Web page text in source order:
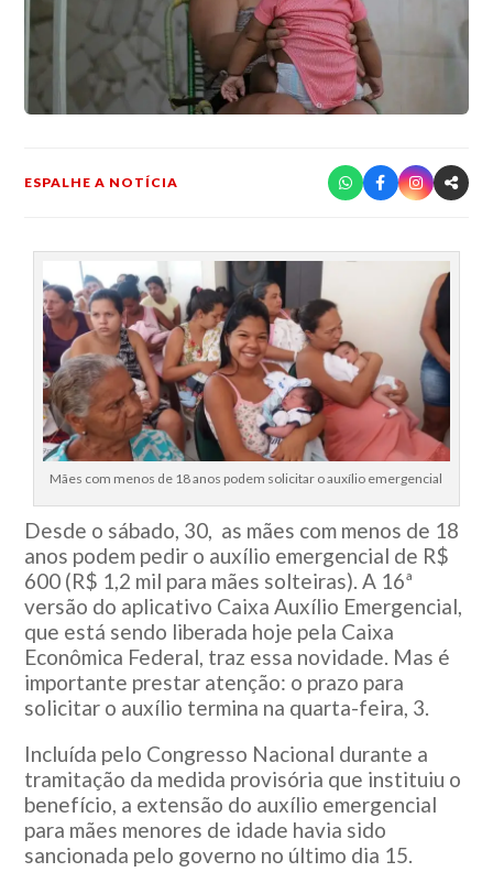
ESPALHE A NOTÍCIA
Mães com menos de 18 anos podem solicitar o auxílio emergencial
Desde o sábado, 30, as mães com menos de 18
anos podem pedir o auxílio emergencial de R$
600 (R$ 1,2 mil para mães solteiras). A 16ª
versão do aplicativo Caixa Auxílio Emergencial,
que está sendo liberada hoje pela Caixa
Econômica Federal, traz essa novidade. Mas é
importante prestar atenção: o prazo para
solicitar o auxílio termina na quarta-feira, 3.
Incluída pelo Congresso Nacional durante a
tramitação da medida provisória que instituiu o
benefício, a extensão do auxílio emergencial
para mães menores de idade havia sido
sancionada pelo governo no último dia 15.